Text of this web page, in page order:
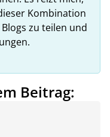
Kombination
zu teilen und
Beitrag: